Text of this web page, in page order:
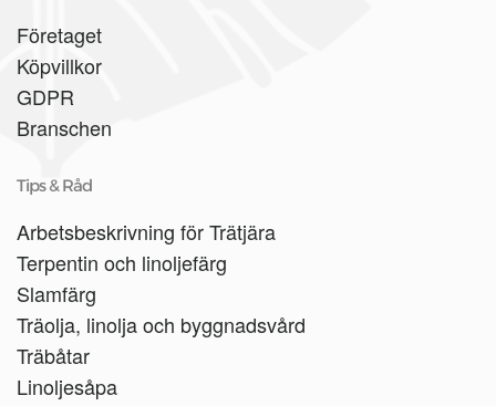
Företaget
Köpvillkor
GDPR
Branschen
Tips & Råd
Arbetsbeskrivning för Trätjära
Terpentin och linoljefärg
Slamfärg
Träolja, linolja och byggnadsvård
Träbåtar
Linoljesåpa